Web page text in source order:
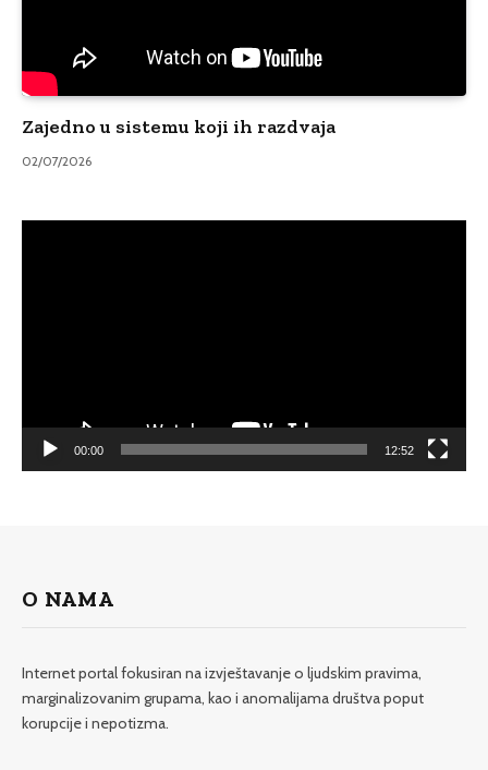
Zajedno u sistemu koji ih razdvaja
02/07/2026
00:00 12:52
O NAMA
Internet portal fokusiran na izvještavanje o ljudskim pravima,
marginalizovanim grupama, kao i anomalijama društva poput
korupcije i nepotizma.